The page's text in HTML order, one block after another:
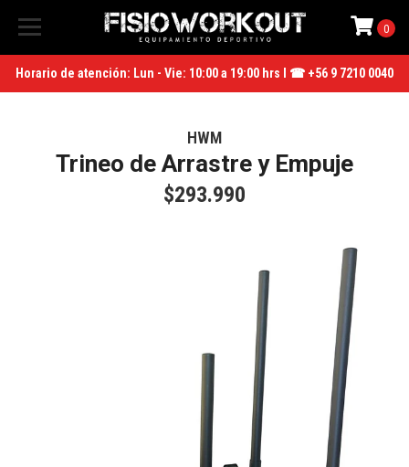
Horario de atención: Lun - Vie: 10:00 a 19:00 hrs I ☎ +56 9 7210 0040
0
HWM
Trineo de Arrastre y Empuje
$293.990